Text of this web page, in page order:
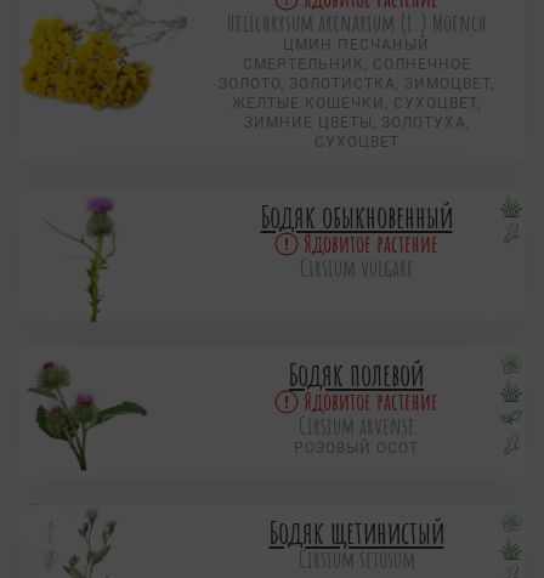
Helichrysum arenarium (L.) Moench
ЦМИН ПЕСЧАНЫЙ
СМЕРТЕЛЬНИК, СОЛНЕЧНОЕ
ЗОЛОТО, ЗОЛОТИСТКА, ЗИМОЦВЕТ,
ЖЕЛТЫЕ КОШЕЧКИ, СУХОЦВЕТ,
ЗИМНИЕ ЦВЕТЫ, ЗОЛОТУХА,
СУХОЦВЕТ
Бодяк обыкновенный
Ядовитое растение
Cirsium vulgare
Бодяк полевой
Ядовитое растение
Cirsium arvense
РОЗОВЫЙ ОСОТ
Бодяк щетинистый
Cirsium setosum